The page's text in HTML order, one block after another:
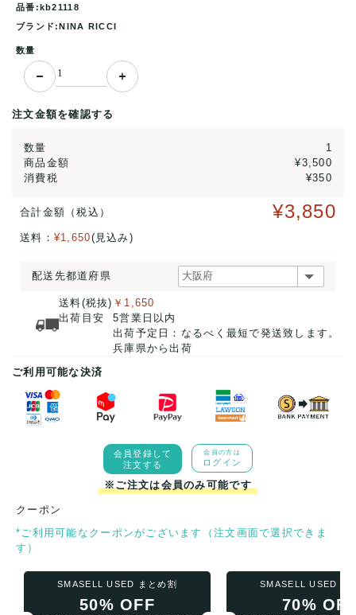
品番:kb21118
ブランド:NINA RICCI
数量
注文金額を確認する
数量
1
商品金額
¥3,500
消費税
¥350
合計金額（税込） ¥3,850
送料： ¥1,650(見込み)
配送先都道府県
送料(税抜)
出荷目安
￥1,650
5営業日以内
出荷予定日：なるべく最短で発送致します。
兵庫県から出荷
ご利用可能な決済
会員登録して
注文する
会員の方は
ログイン
※ご注文は会員のみ可能です
クーポン
*ご利用可能なクーポンがございます（注文画面で選択できま
す）
SMASELL USED まとめ割
50% OFF
SMASELL USED ま
70%